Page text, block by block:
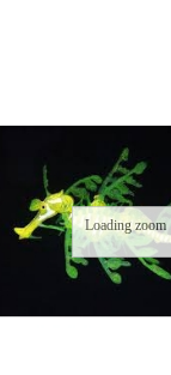
Loading zoom